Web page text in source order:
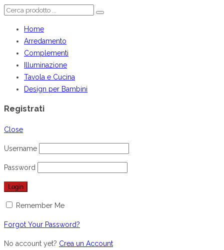
Home
Arredamento
Complementi
Illuminazione
Tavola e Cucina
Design per Bambini
Registrati
Close
Username
Password
Remember Me
Forgot Your Password?
No account yet? Crea un Account